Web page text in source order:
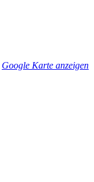
Google Karte anzeigen